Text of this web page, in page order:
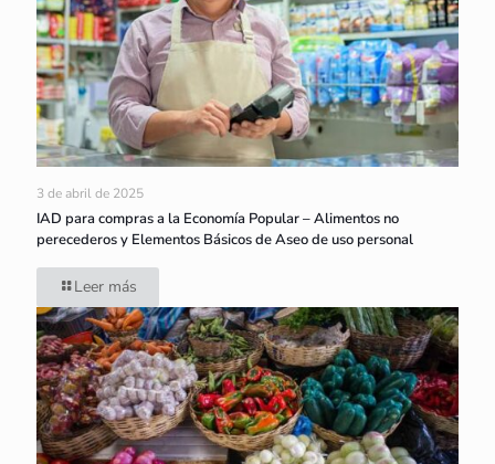
3 de abril de 2025
IAD para compras a la Economía Popular – Alimentos no
perecederos y Elementos Básicos de Aseo de uso personal
Leer más